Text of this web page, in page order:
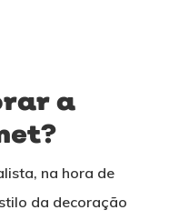
a
na hora de
da decoração